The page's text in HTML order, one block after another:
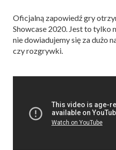
Oficjalną zapowiedź gry
Showcase 2020. Jest to
nie dowiadujemy się za dużo
czy rozgrywki.